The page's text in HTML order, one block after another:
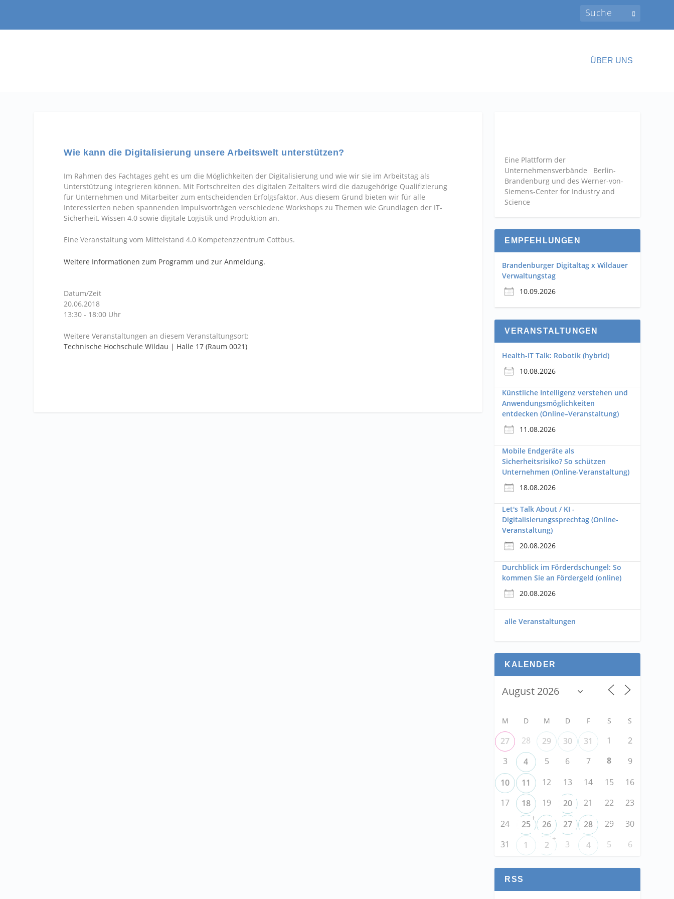
ÜBER UNS
Wie kann die Digitalisierung unsere Arbeitswelt unterstützen?
Im Rahmen des Fachtages geht es um die Möglichkeiten der Digitalisierung und wie wir sie im Arbeitstag als
Unterstützung integrieren können. Mit Fortschreiten des digitalen Zeitalters wird die dazugehörige Qualifizierung
für Unternehmen und Mitarbeiter zum entscheidenden Erfolgsfaktor. Aus diesem Grund bieten wir für alle
Interessierten neben spannenden Impulsvorträgen verschiedene Workshops zu Themen wie Grundlagen der IT-
Sicherheit, Wissen 4.0 sowie digitale Logistik und Produktion an.
Eine Veranstaltung vom Mittelstand 4.0 Kompetenzzentrum Cottbus.
Weitere Informationen zum Programm und zur Anmeldung.
Datum/Zeit
20.06.2018
13:30 - 18:00 Uhr
Weitere Veranstaltungen an diesem Veranstaltungsort:
Technische Hochschule Wildau | Halle 17 (Raum 0021)
Eine Plattform der
Unternehmensverbände Berlin-
Brandenburg und des Werner-von-
Siemens-Center for Industry and
Science
EMPFEHLUNGEN
Brandenburger Digitaltag x Wildauer
Verwaltungstag
10.09.2026
VERANSTALTUNGEN
Health-IT Talk: Robotik (hybrid)
10.08.2026
Künstliche Intelligenz verstehen und
Anwendungsmöglichkeiten
entdecken (Online–Veranstaltung)
11.08.2026
Mobile Endgeräte als
Sicherheitsrisiko? So schützen
Unternehmen (Online-Veranstaltung)
18.08.2026
Let's Talk About / KI -
Digitalisierungssprechtag (Online-
Veranstaltung)
20.08.2026
Durchblick im Förderdschungel: So
kommen Sie an Fördergeld (online)
20.08.2026
alle Veranstaltungen
KALENDER
M D M D F S S
27 28 29 30 31 1
2
3
4 5 6 7 8
9
10
11 12 13 14 15
16
17
18 19 20 21 22
23
24
25
+
26 27 28 29
30
31
1 2
+
3 4 5 6
RSS